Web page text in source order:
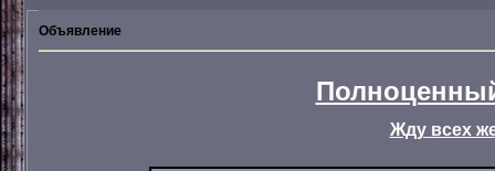
Объявление
Жду всех